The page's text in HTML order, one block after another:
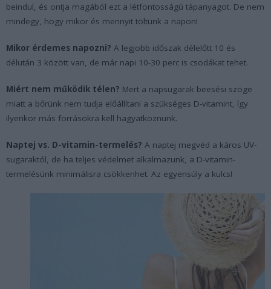
beindul, és ontja magából ezt a létfontosságú tápanyagot. De nem
mindegy, hogy mikor és mennyit töltünk a napon!
Mikor érdemes napozni? A legjobb időszak délelőtt 10 és
délután 3 között van, de már napi 10-30 perc is csodákat tehet.
Miért nem működik télen? Mert a napsugarak beesési szöge
miatt a bőrünk nem tudja előállítani a szükséges D-vitamint, így
ilyenkor más forrásokra kell hagyatkoznunk.
Naptej vs. D-vitamin-termelés? A naptej megvéd a káros UV-
sugaraktól, de ha teljes védelmet alkalmazunk, a D-vitamin-
termelésünk minimálisra csökkenhet. Az egyensúly a kulcs!